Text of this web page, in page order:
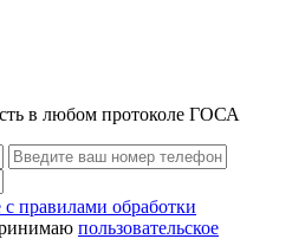
в любом протоколе ГОСА
с правилами обработки
пользовательское